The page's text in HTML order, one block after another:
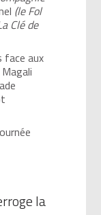
(le Fol
Clé de
face aux
la